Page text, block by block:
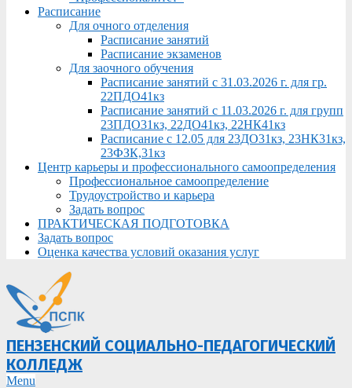
Расписание
Для очного отделения
Расписание занятий
Расписание экзаменов
Для заочного обучения
Расписание занятий с 31.03.2026 г. для гр.
22ПДО41кз
Расписание занятий с 11.03.2026 г. для групп
23ПДО31кз, 22ДО41кз, 22НК41кз
Расписание с 12.05 для 23ДО31кз, 23НК31кз,
23ФЗК,31кз
Центр карьеры и профессионального самоопределения
Профессиональное самоопределение
Трудоустройство и карьера
Задать вопрос
ПРАКТИЧЕСКАЯ ПОДГОТОВКА
Задать вопрос
Оценка качества условий оказания услуг
ПЕНЗЕНСКИЙ СОЦИАЛЬНО-ПЕДАГОГИЧЕСКИЙ
КОЛЛЕДЖ
Primary
Menu